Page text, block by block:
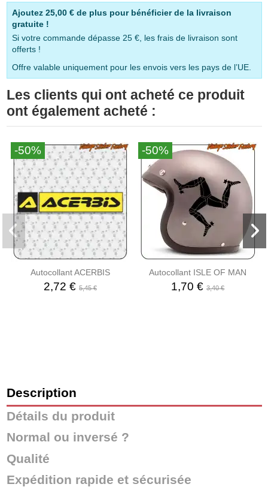
Ajoutez 25,00 €de plus pour bénéficier de la livraison
gratuite !
Si votre commande dépasse 25 €, les frais de livraison sont
offerts !
Offre valable uniquement pour les envois vers les pays de l’UE.
Les clients qui ont acheté ce produit
ont également acheté :
-50%
Autocollant ACERBIS
2,72 € 5,45 €
-50%
Autocollant ISLE OF MAN
1,70 €3,40 €
Description
Détails du produit
Normal ou inversé ?
Qualité
Expédition rapide et sécurisée